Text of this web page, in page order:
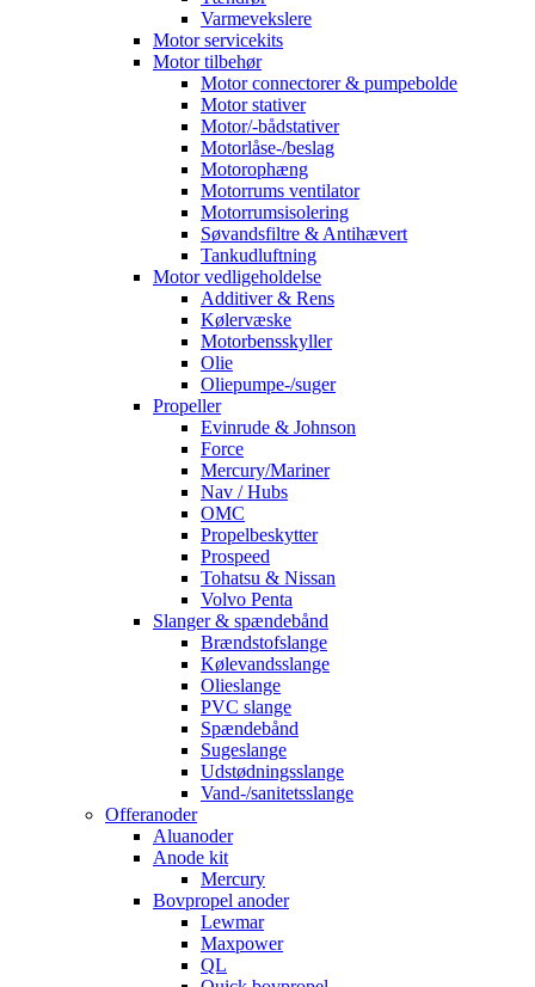
Varmevekslere
Motor servicekits
Motor tilbehør
Motor connectorer & pumpebolde
Motor stativer
Motor/-bådstativer
Motorlåse-/beslag
Motorophæng
Motorrums ventilator
Motorrumsisolering
Søvandsfiltre & Antihævert
Tankudluftning
Motor vedligeholdelse
Additiver & Rens
Kølervæske
Motorbensskyller
Olie
Oliepumpe-/suger
Propeller
Evinrude & Johnson
Force
Mercury/Mariner
Nav / Hubs
OMC
Propelbeskytter
Prospeed
Tohatsu & Nissan
Volvo Penta
Slanger & spændebånd
Brændstofslange
Kølevandsslange
Olieslange
PVC slange
Spændebånd
Sugeslange
Udstødningsslange
Vand-/sanitetsslange
Offeranoder
Aluanoder
Anode kit
Mercury
Bovpropel anoder
Lewmar
Maxpower
QL